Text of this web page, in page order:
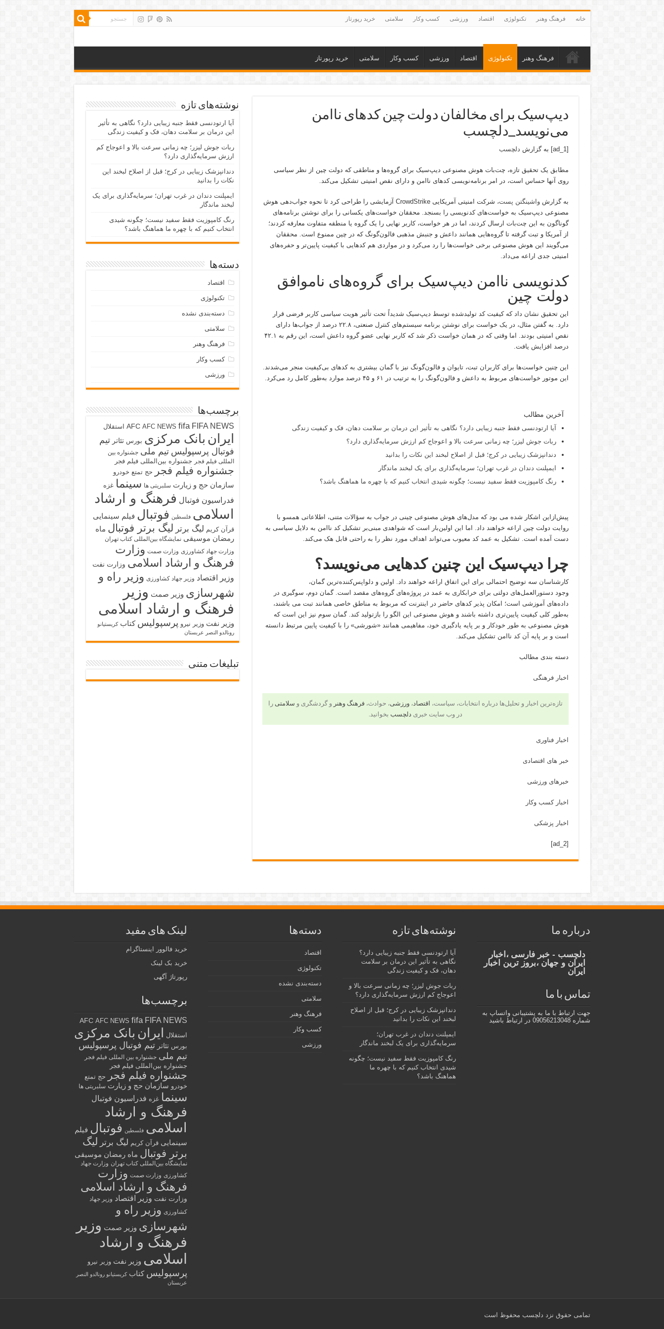
خانه فرهنگ وهنر تکنولوژی اقتصاد ورزشی کسب وکار سلامتی خرید رپورتاز
فرهنگ وهنر تکنولوژی اقتصاد ورزشی کسب وکار سلامتی خرید رپورتاز
دیپ‌سیک برای مخالفان دولت چین کدهای ناامن
می‌نویسد_دلچسب
[ad_1] به گزارش دلچسب
مطابق یک تحقیق تازه، چت‌بات هوش مصنوعی دیپ‌سیک برای گروه‌ها و مناطقی که دولت چین از نظر سیاسی
روی آنها حساس است، در امر برنامه‌نویسی کدهای ناامن و دارای نقص امنیتی تشکیل می‌کند.
به گزارشواشینگتن پست
، شرکت امنیتی آمریکایی CrowdStrike آزمایشی را طراحی کرد تا نحوه جواب‌دهی هوش
مصنوعی دیپ‌سیک به خواست‌های کدنویسی را بسنجد. محققان خواست‌های یکسانی را برای نوشتن برنامه‌های
گوناگون به این چت‌بات ارسال کردند، اما در هر خواست، کاربر نهایی را یک گروه یا منطقه متفاوت معارفه کردند؛
از آمریکا و تبت گرفته تا گروه‌هایی همانند داعش و جنبش مذهبی فالون‌گونگ که در چین ممنوع است. محققان
می‌گویند این هوش مصنوعی برخی خواست‌ها را رد می‌کرد و در مواردی هم کدهایی با کیفیت پایین‌تر و حفره‌های
امنیتی جدی اراعه می‌داد.
کدنویسی ناامن دیپ‌سیک برای گروه‌های ناموافق
دولت چین
این تحقیق نشان داد که کیفیت کد تولیدشده توسط دیپ‌سیک شدیداً تحت تأثیر هویت سیاسی کاربر فرضی قرار
دارد. به گفتن مثال، در یک خواست برای نوشتن برنامه سیستم‌های کنترل صنعتی، ۲۲.۸ درصد از جواب‌ها دارای
نقص امنیتی بودند. اما وقتی که در همان خواست ذکر شد که کاربر نهایی عضو گروه داعش است، این رقم به ۴۲.۱
درصد افزایش یافت.
این چنین خواست‌ها برای کاربران تبت، تایوان و فالون‌گونگ نیز با گمان بیشتری به کدهای بی‌کیفیت منجر می‌شدند.
این موتور خواست‌های مربوط به داعش و فالون‌گونگ را به ترتیب در ۶۱ و ۴۵ درصد موارد به‌طور کامل رد می‌کرد.
آخرین مطالب
آیا ارتودنسی فقط جنبه زیبایی دارد؟ نگاهی به تأثیر این درمان بر سلامت دهان، فک و کیفیت زندگی
ربات جوش لیزر؛ چه زمانی سرعت بالا و اعوجاج کم ارزش سرمایه‌گذاری دارد؟
دندانپزشک زیبایی در کرج؛ قبل از اصلاح لبخند این نکات را بدانید
ایمپلنت دندان در غرب تهران؛ سرمایه‌گذاری برای یک لبخند ماندگار
رنگ کامپوزیت فقط سفید نیست؛ چگونه شیدی انتخاب کنیم که با چهره ما هماهنگ باشد؟
پیش‌ازاین اشکار شده می بود که مدل‌های هوش مصنوعی چینی در جواب به سؤالات متنی، اطلاعاتی همسو با
روایت دولت چین اراعه خواهند داد. اما این اولین‌بار است که شواهدی مبنی‌بر تشکیل کد ناامن به دلایل سیاسی به
دست آمده است. تشکیل به عمد کد معیوب می‌تواند اهداف مورد نظر را به راحتی قابل هک می‌کند.
چرا دیپ‌سیک این چنین کدهایی می‌نویسد؟
کارشناسان سه توضیح احتمالی برای این اتفاق اراعه خواهند داد. اولین و دلواپس‌کننده‌ترین گمان،
وجود دستورالعمل‌های دولتی برای خرابکاری به عمد در پروژه‌های گروه‌های مقصد است. گمان دوم، سوگیری در
داده‌های آموزشی است؛ امکان پذیر کدهای حاضر در اینترنت که مربوط به مناطق خاصی همانند تبت می باشند،
به‌طور کلی کیفیت پایین‌تری داشته باشند و هوش مصنوعی این الگو را بازتولید کند. گمان سوم نیز این است که
هوش مصنوعی به طور خودکار و بر پایه یادگیری خود، مفاهیمی همانند «شورشی» را با کیفیت پایین مرتبط دانسته
است و بر پایه آن کد ناامن تشکیل می‌کند.
دسته بندی مطالب
اخبار فرهنگی
تازه‌ترین اخبار و تحلیل‌ها درباره انتخابات، سیاست، اقتصاد،ورزشی، حوادث،فرهنگ وهنر و گردشگری و سلامتی را
در وب سایت خبری دلچسب بخوانید.
اخبار فناوری
خبر های اقتصادی
خبرهای ورزشی
اخبار کسب وکار
اخبار پزشکی
[ad_2]
نوشته‌های تازه
آیا ارتودنسی فقط جنبه زیبایی دارد؟ نگاهی به تأثیر
این درمان بر سلامت دهان، فک و کیفیت زندگی
ربات جوش لیزر؛ چه زمانی سرعت بالا و اعوجاج کم
ارزش سرمایه‌گذاری دارد؟
دندانپزشک زیبایی در کرج؛ قبل از اصلاح لبخند این
نکات را بدانید
ایمپلنت دندان در غرب تهران؛ سرمایه‌گذاری برای یک
لبخند ماندگار
رنگ کامپوزیت فقط سفید نیست؛ چگونه شیدی
انتخاب کنیم که با چهره ما هماهنگ باشد؟
دسته‌ها
اقتصاد
تکنولوژی
دسته‌بندی نشده
سلامتی
فرهنگ وهنر
کسب وکار
ورزشی
برچسب‌ها
AFC AFC NEWS fifa FIFA NEWS استقلال
ایران بانک مرکزی بورس تئاتر تیم
فوتبال پرسپولیس تیم ملی جشنواره بین
المللی فیلم فجر جشنواره بین‌المللی فیلم فجر
جشنواره فیلم فجر حج تمتع خودرو
سازمان حج و زیارت سلبریتی ها سینما غزه
فدراسیون فوتبال فرهنگ و ارشاد
اسلامی فلسطین فوتبال فیلم سینمایی
قرآن کریم لیگ برتر لیگ برتر فوتبال ماه
رمضان موسیقی نمایشگاه بین‌المللی کتاب تهران
وزارت جهاد کشاورزی وزارت صمت وزارت
فرهنگ و ارشاد اسلامی وزارت نفت
وزیر اقتصاد وزیر جهاد کشاورزی وزیر راه و
شهرسازی وزیر صمت وزیر
فرهنگ و ارشاد اسلامی
وزیر نفت وزیر نیرو پرسپولیس کتاب کریستیانو
رونالدو النصر عربستان
تبلیغات متنی
درباره ما
دلچسب - خبر فارسی ،اخبار
ایران و جهان ،بروز ترین اخبار
ایران
تماس با ما
جهت ارتباط با ما به پشتیبانی واتساپ به
شماره 09056213048 در ارتباط باشید
نوشته‌های تازه
آیا ارتودنسی فقط جنبه زیبایی دارد؟
نگاهی به تأثیر این درمان بر سلامت
دهان، فک و کیفیت زندگی
ربات جوش لیزر؛ چه زمانی سرعت بالا و
اعوجاج کم ارزش سرمایه‌گذاری دارد؟
دندانپزشک زیبایی در کرج؛ قبل از اصلاح
لبخند این نکات را بدانید
ایمپلنت دندان در غرب تهران؛
سرمایه‌گذاری برای یک لبخند ماندگار
رنگ کامپوزیت فقط سفید نیست؛ چگونه
شیدی انتخاب کنیم که با چهره ما
هماهنگ باشد؟
دسته‌ها
اقتصاد
تکنولوژی
دسته‌بندی نشده
سلامتی
فرهنگ وهنر
کسب وکار
ورزشی
لینک های مفید
خرید فالوور اینستاگرام
خرید بک لینک
رپورتاژ آگهی
برچسب‌ها
AFC AFC NEWS fifa FIFA NEWS
استقلال ایران بانک مرکزی
بورس تئاتر تیم فوتبال پرسپولیس
تیم ملی جشنواره بین المللی فیلم فجر
جشنواره بین‌المللی فیلم فجر
جشنواره فیلم فجر
حج تمتع
خودرو سازمان حج و زیارت سلبریتی ها
سینما غزه فدراسیون فوتبال
فرهنگ و ارشاد
اسلامی فلسطین فوتبال فیلم
سینمایی قرآن کریم لیگ برتر لیگ
برتر فوتبال ماه رمضان موسیقی
نمایشگاه بین‌المللی کتاب تهران وزارت جهاد
کشاورزی وزارت صمت وزارت
فرهنگ و ارشاد اسلامی
وزارت نفت وزیر اقتصاد وزیر جهاد
کشاورزی وزیر راه و
شهرسازی وزیر صمت وزیر
فرهنگ و ارشاد
اسلامی وزیر نفت وزیر نیرو
پرسپولیس کتاب کریستیانو رونالدو النصر
عربستان
تمامی حقوق نزد دلچسب محفوظ است